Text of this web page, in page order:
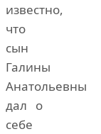
известно,
что
сын
Галины
Анатольевны
дал о
себе